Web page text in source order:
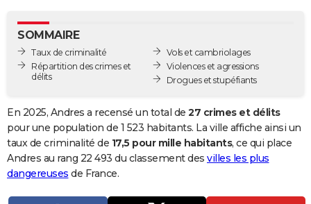
GUIDES D'ACHAT
BONS PLANS
Carte de Noël
Carte Bonne année
Carte Saint-Valentin
Carte Pâques
Carte d'anniversaire
DICTIONNAIRE
Dictionnaire
Biographies
Citations
Expressions
Proverbes
PROGRAMME TV
SOMMAIRE
Taux de criminalité
Répartition des crimes et
délits
Vols et cambriolages
Violences et agressions
Drogues et stupéfiants
En 2025, Andres a recensé un total de 27 crimes et délits
pour une population de 1 523 habitants. La ville affiche ainsi un
taux de criminalité de 17,5 pour mille habitants, ce qui place
Andres au rang 22 493 du classement des villes les plus
dangereuses de France.